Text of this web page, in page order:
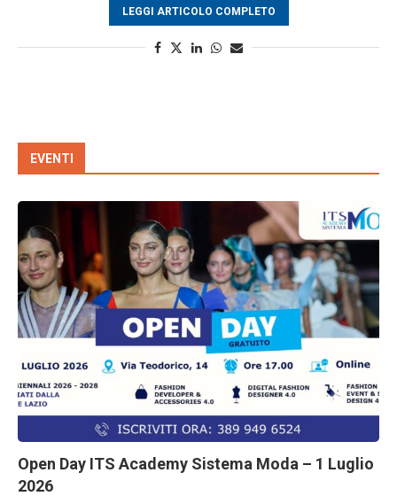
LEGGI ARTICOLO COMPLETO
EVENTI
Open Day ITS Academy Sistema Moda – 1 Luglio
2026